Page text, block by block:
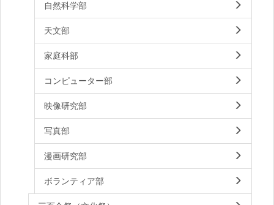
自然科学部
天文部
家庭科部
コンピューター部
映像研究部
写真部
漫画研究部
ボランティア部